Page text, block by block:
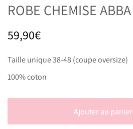
ROBE CHEMISE ABBA
59,90€
Taille unique 38-48 (coupe oversize)
100% coton
Ajouter au panier